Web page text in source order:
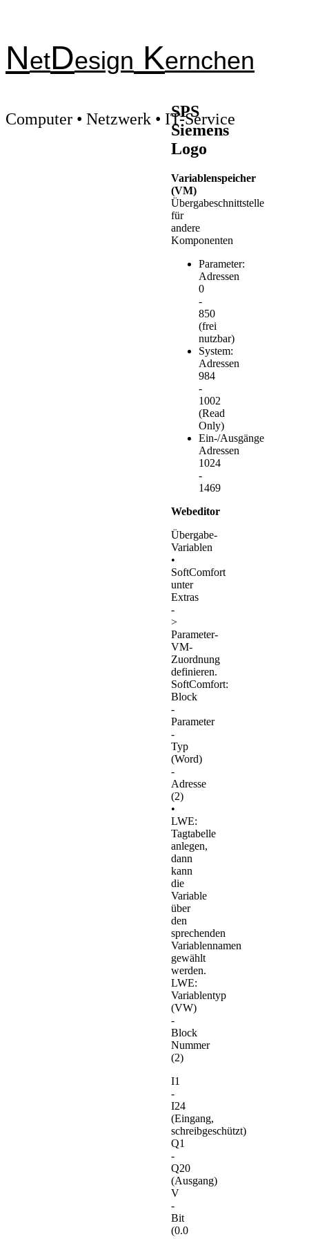
NetDesign Kernchen
Computer • Netzwerk • IT-Service
SPS
Siemens
Logo
Variablenspeicher
(VM)
Übergabeschnittstelle
für
andere
Komponenten
Parameter:
Adressen
0
-
850
(frei
nutzbar)
System:
Adressen
984
-
1002
(Read
Only)
Ein-/Ausgänge
Adressen
1024
-
1469
Webeditor
Übergabe-
Variablen
•
SoftComfort
unter
Extras
-
>
Parameter-
VM-
Zuordnung
definieren.
SoftComfort:
Block
-
Parameter
-
Typ
(Word)
-
Adresse
(2)
•
LWE:
Tagtabelle
anlegen,
dann
kann
die
Variable
über
den
sprechenden
Variablennamen
gewählt
werden.
LWE:
Variablentyp
(VW)
-
Block
Nummer
(2)
I1
-
I24
(Eingang,
schreibgeschützt)
Q1
-
Q20
(Ausgang)
V
-
Bit
(0.0